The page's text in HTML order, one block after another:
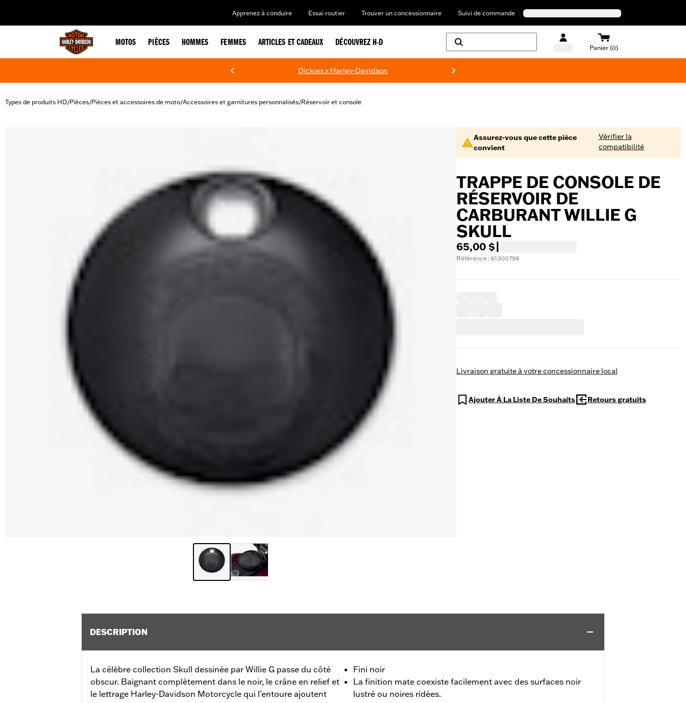
Apprenez à conduire Essai routier Trouver un concessionnaire Suivi de commande
MOTOS PIÈCES HOMMES FEMMES ARTICLES ET CADEAUX DÉCOUVREZ H-D
Panier (0)
Dickies x Harley-Davidson
Types de produits HD/Pièces/Pièces et accessoires de moto/Accessoires et garnitures personnalisés/Réservoir et console
Assurez-vous que cette pièce
convient
Vérifier la
compatibilité
TRAPPE DE CONSOLE DE
RÉSERVOIR DE
CARBURANT WILLIE G
SKULL
65,00 $
Référence : 61300794
Livraison gratuite à votre concessionnaire local
Ajouter À La Liste De Souhaits Retours gratuits
DESCRIPTION
La célèbre collection Skull dessinée par Willie G passe du côté
obscur. Baignant complètement dans le noir, le crâne en relief et
le lettrage Harley-Davidson Motorcycle qui l’entoure ajoutent
Fini noir
La finition mate coexiste facilement avec des surfaces noir
lustré ou noires ridées.